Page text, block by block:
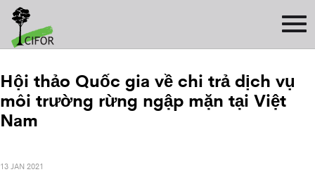
Hội thảo Quốc gia về chi trả dịch vụ
môi trường rừng ngập mặn tại Việt
Nam
13 JAN 2021